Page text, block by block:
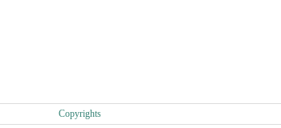
Copyrights